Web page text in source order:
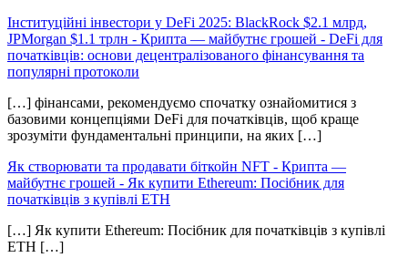
Інституційні інвестори у DeFi 2025: BlackRock $2.1 млрд,
JPMorgan $1.1 трлн - Крипта — майбутнє грошей - DeFi для
початківців: основи децентралізованого фінансування та
популярні протоколи
[…] фінансами, рекомендуємо спочатку ознайомитися з
базовими концепціями DeFi для початківців, щоб краще
зрозуміти фундаментальні принципи, на яких […]
Як створювати та продавати біткойн NFT - Крипта —
майбутнє грошей - Як купити Ethereum: Посібник для
початківців з купівлі ETH
[…] Як купити Ethereum: Посібник для початківців з купівлі
ETH […]